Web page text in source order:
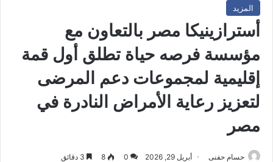
المزيد
أسترازينيكا مصر بالتعاون مع
مؤسسة فرصه حياة تطلق أول قمة
إقليمية لمجموعات دعم المرضى
لتعزيز رعاية الأمراض النادرة في
مصر
حسام حفنى أبريل 29, 2026 0
8